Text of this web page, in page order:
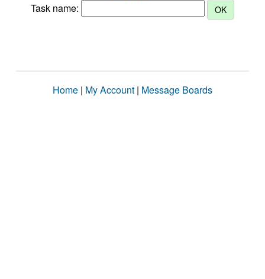
Task name:
Home | My Account | Message Boards